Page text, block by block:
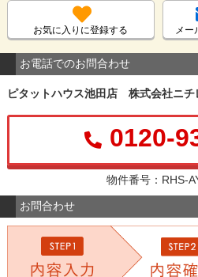
お気に入りに登録する メー
お電話でのお問合わせ
ピタットハウス池田店 株式会社ニチ
0120-
物件番号：RHS-
お問合わせ